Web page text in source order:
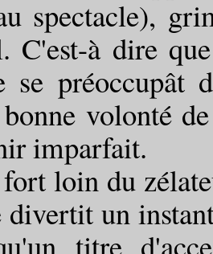
spectacle),
C'est-à dire
se
volonté
imparfait.
du zélateur,
un
titre